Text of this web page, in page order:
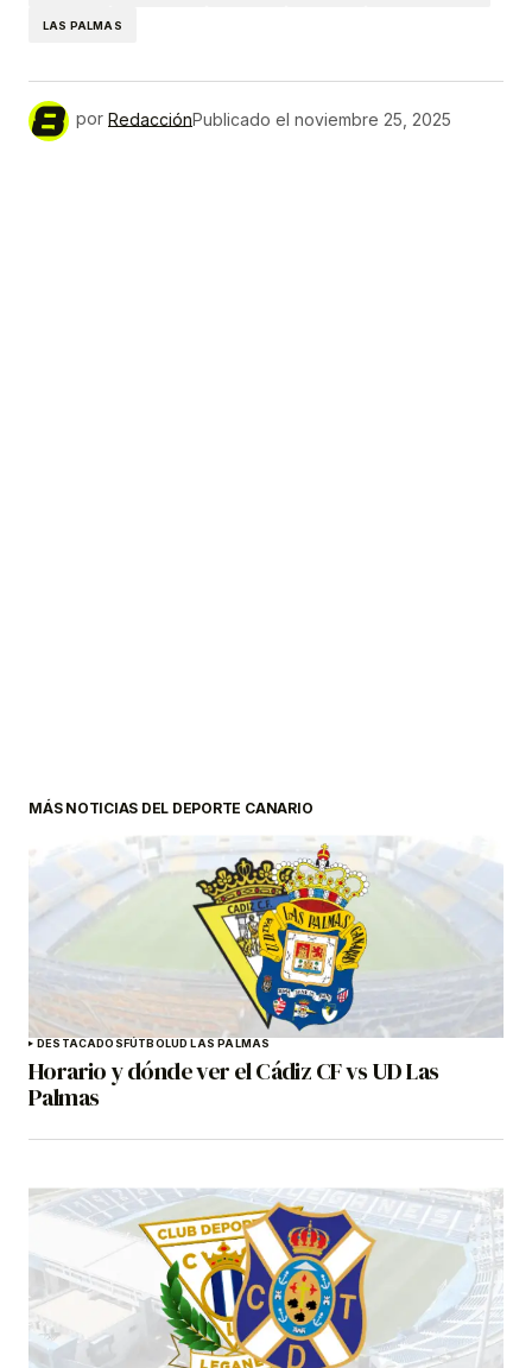
LAS PALMAS
por RedacciónPublicado el noviembre 25, 2025
MÁS NOTICIAS DEL DEPORTE CANARIO
DESTACADOS FÚTBOLUD LAS PALMAS
Horario y dónde ver el Cádiz CF vs UD Las
Palmas